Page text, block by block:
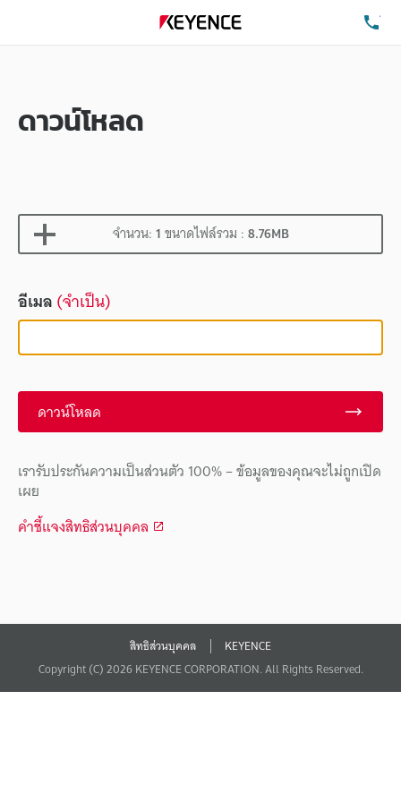
ดาวน์โหลด
จำนวน:1ขนาดไฟล์รวม :8.76MB
อีเมล(จำเป็น)
ดาวน์โหลด
เรารับประกันความเป็นส่วนตัว 100% – ข้อมูลของคุณจะไม่ถูกเปิด
เผย
คำชี้แจงสิทธิส่วนบุคคล
สิทธิส่วนบุคคล
KEYENCE
Copyright (C) 2026 KEYENCE CORPORATION. All Rights Reserved.